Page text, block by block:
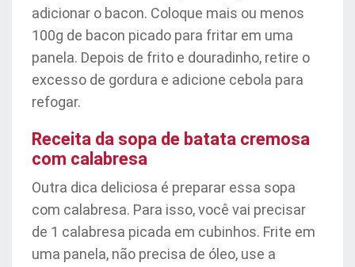
adicionar o bacon. Coloque mais ou menos
100g de bacon picado para fritar em uma
panela. Depois de frito e douradinho, retire o
excesso de gordura e adicione cebola para
refogar.
Receita da sopa de batata cremosa
com calabresa
Outra dica deliciosa é preparar essa sopa
com calabresa. Para isso, você vai precisar
de 1 calabresa picada em cubinhos. Frite em
uma panela, não precisa de óleo, use a